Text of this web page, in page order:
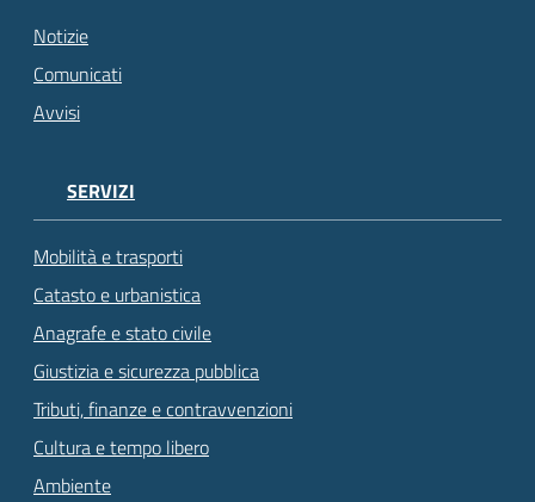
Notizie
Comunicati
Avvisi
SERVIZI
Mobilità e trasporti
Catasto e urbanistica
Anagrafe e stato civile
Giustizia e sicurezza pubblica
Tributi, finanze e contravvenzioni
Cultura e tempo libero
Ambiente